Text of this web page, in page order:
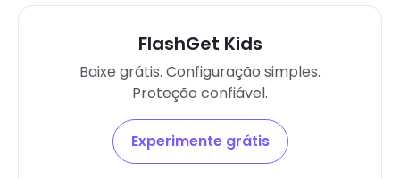
FlashGet Kids
Baixe grátis. Configuração simples.
Proteção confiável.
Experimente grátis